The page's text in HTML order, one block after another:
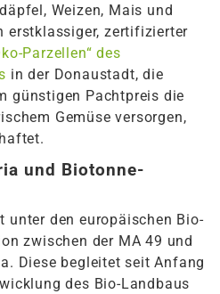
Weizen, Mais und
erstklassiger, zertifizierter
Parzellen“ des
in der Donaustadt, die
günstigen Pachtpreis die
Gemüse versorgen,
und Biotonne-
unter den europäischen Bio-
zwischen der MA 49 und
Diese begleitet seit Anfang
des Bio-Landbaus